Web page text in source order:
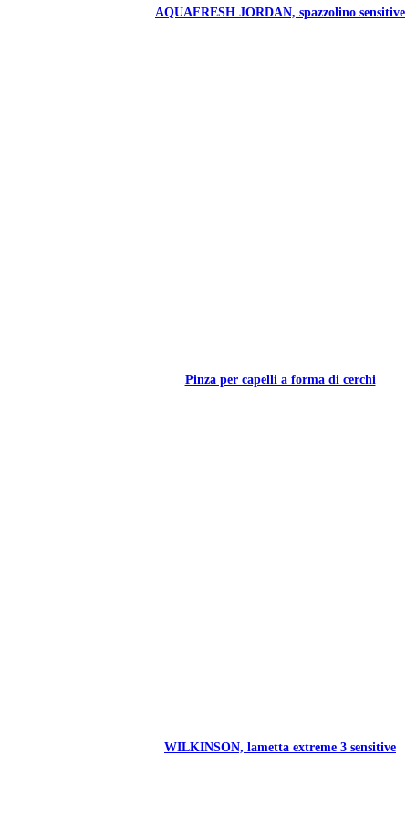
AQUAFRESH JORDAN, spazzolino sensitive
Pinza per capelli a forma di cerchi
WILKINSON, lametta extreme 3 sensitive